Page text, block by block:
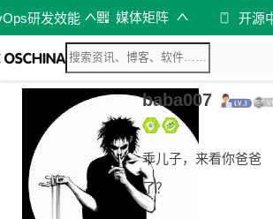
研发效能 媒体矩阵 开源
baba007
乖儿子，来看你爸爸
了？